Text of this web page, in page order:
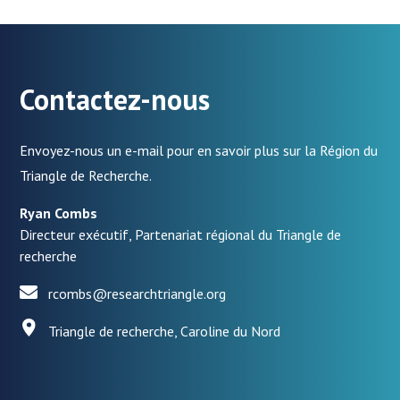
Contactez-nous
Envoyez-nous un e-mail pour en savoir plus sur la Région du
Triangle de Recherche.
Ryan Combs
Directeur exécutif, Partenariat régional du Triangle de
recherche
rcombs@researchtriangle.org
Triangle de recherche, Caroline du Nord